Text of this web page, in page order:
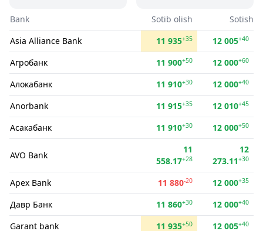
Bank Sotib olish
Sotish
Asia Alliance Bank
11 935+35 12 005+40
Агробанк 11 900+50 12 000+60
Алокабанк 11 910+30 12 000+40
Anorbank 11 915+35 12 010+45
Асакабанк 11 910+30 12 000+50
AVO Bank
11
558.17+28
12
273.11+30
Apex Bank 11 880-20 12 000+35
Давр Банк 11 860+30 12 000+40
Garant bank 11 935+50 12 005+40